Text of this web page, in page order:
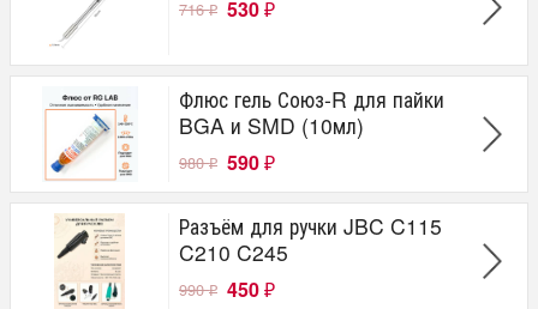
716₽ 530 ₽
Флюс гель Союз-R для пайки
BGA и SMD (10мл)
980₽ 590 ₽
Разъём для ручки JBC C115
C210 C245
990₽ 450 ₽